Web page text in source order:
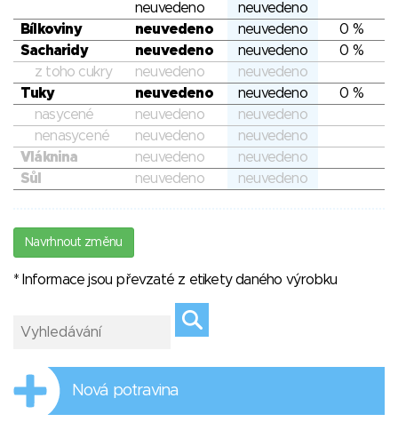
neuvedeno
neuvedeno
Bílkoviny
neuvedeno neuvedeno
0 %
Sacharidy
neuvedeno neuvedeno
0 %
z toho cukry
neuvedeno
neuvedeno
Tuky
neuvedeno neuvedeno
0 %
nasycené
neuvedeno
neuvedeno
nenasycené
neuvedeno
neuvedeno
Vláknina
neuvedeno
neuvedeno
Sůl
neuvedeno neuvedeno
Navrhnout změnu
* Informace jsou převzaté z etikety daného výrobku
Nová potravina